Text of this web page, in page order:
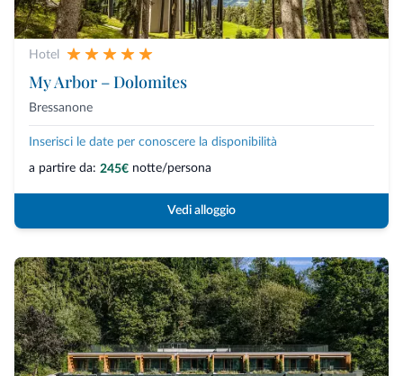
Hotel
My Arbor – Dolomites
Bressanone
Inserisci le date per conoscere la disponibilità
a partire da: 245€ notte/persona
Vedi alloggio